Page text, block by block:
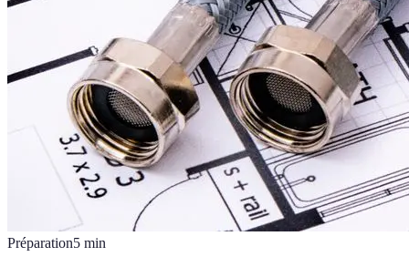
Préparation5 min